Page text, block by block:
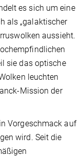
es sich um eine
als „galaktischer
aussieht.
sie das optische
leuchten
Mission der
Vorgeschmack auf
wird. Seit die